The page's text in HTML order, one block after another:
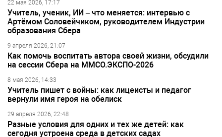
22 мая 2026, 17:17
Учитель, ученик, ИИ – что меняется: интервью с
Артёмом Соловейчиком, руководителем Индустрии
образования Сбера
9 апреля 2026, 21:07
Как помочь воспитать автора своей жизни, обсудили
на сессии Сбера на ММСО.ЭКСПО-2026
8 мая 2026, 14:33
Учитель пишет с войны: как лицеисты и педагог
вернули имя героя на обелиск
29 апреля 2026, 22:48
Разные условия для одних и тех же детей: как
сегодня устроена среда в детских садах